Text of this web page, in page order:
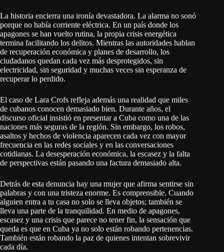
La historia encierra una ironía devastadora. La alarma no sonó
porque no había corriente eléctrica. En un país donde los
apagones se han vuelto rutina, la propia crisis energética
termina facilitando los delitos. Mientras las autoridades hablan
de recuperación económica y planes de desarrollo, los
ciudadanos quedan cada vez más desprotegidos, sin
electricidad, sin seguridad y muchas veces sin esperanza de
recuperar lo perdido.
El caso de Lara Crofs refleja además una realidad que miles
de cubanos conocen demasiado bien. Durante años, el
discurso oficial insistió en presentar a Cuba como una de las
naciones más seguras de la región. Sin embargo, los robos,
asaltos y hechos de violencia aparecen cada vez con mayor
frecuencia en las redes sociales y en las conversaciones
cotidianas. La desesperación económica, la escasez y la falta
de perspectivas están pasando una factura demasiado alta.
Detrás de esta denuncia hay una mujer que afirma sentirse sin
palabras y con una tristeza enorme. Es comprensible. Cuando
alguien entra a tu casa no solo se lleva objetos; también se
lleva una parte de la tranquilidad. En medio de apagones,
escasez y una crisis que parece no tener fin, la sensación que
queda es que en Cuba ya no solo están robando pertenencias.
También están robando la paz de quienes intentan sobrevivir
cada día.